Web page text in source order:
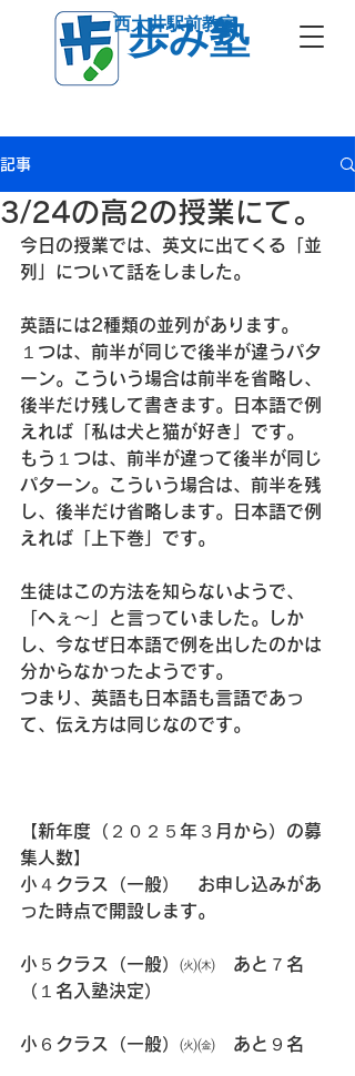
歩み塾
西大井駅前教室
記事
3/24の高2の授業にて。
今日の授業では、英文に出てくる「並
列」について話をしました。
英語には2種類の並列があります。
１つは、前半が同じで後半が違うパタ
ーン。こういう場合は前半を省略し、
後半だけ残して書きます。日本語で例
えれば「私は犬と猫が好き」です。
もう１つは、前半が違って後半が同じ
パターン。こういう場合は、前半を残
し、後半だけ省略します。日本語で例
えれば「上下巻」です。
生徒はこの方法を知らないようで、
「へぇ～」と言っていました。しか
し、今なぜ日本語で例を出したのかは
分からなかったようです。
つまり、英語も日本語も言語であっ
て、伝え方は同じなのです。
【新年度（２０２５年３月から）の募
集人数】
小４クラス（一般）　お申し込みがあ
った時点で開設します。
小５クラス（一般）㈫㈭　あと７名
（１名入塾決定）
小６クラス（一般）㈫㈮　あと９名